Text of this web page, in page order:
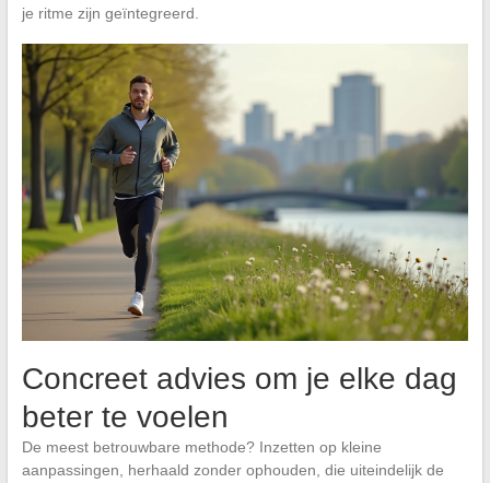
je ritme zijn geïntegreerd.
Concreet advies om je elke dag
beter te voelen
De meest betrouwbare methode? Inzetten op kleine
aanpassingen, herhaald zonder ophouden, die uiteindelijk de